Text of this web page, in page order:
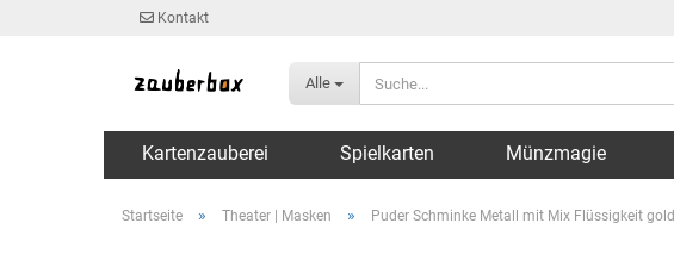
Kontakt
Alle
Kartenzauberei Spielkarten Münzmagie
Startseite » Theater | Masken » Puder Schminke Metall mit Mix Flüssigkeit gold